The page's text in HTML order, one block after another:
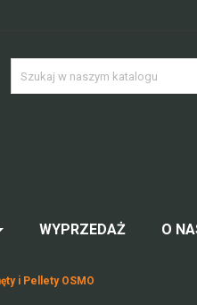
WYPRZEDAŻ O
i Pellety OSMO